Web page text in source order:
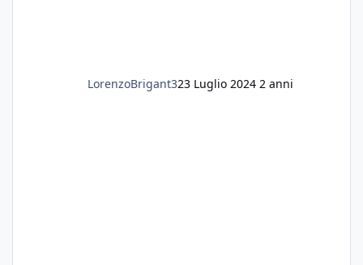
LorenzoBrigant323 Luglio 2024 2 anni